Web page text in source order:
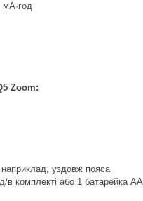
мА·год
Zoom:
наприклад, уздовж пояса
в комплекті або 1 батарейка